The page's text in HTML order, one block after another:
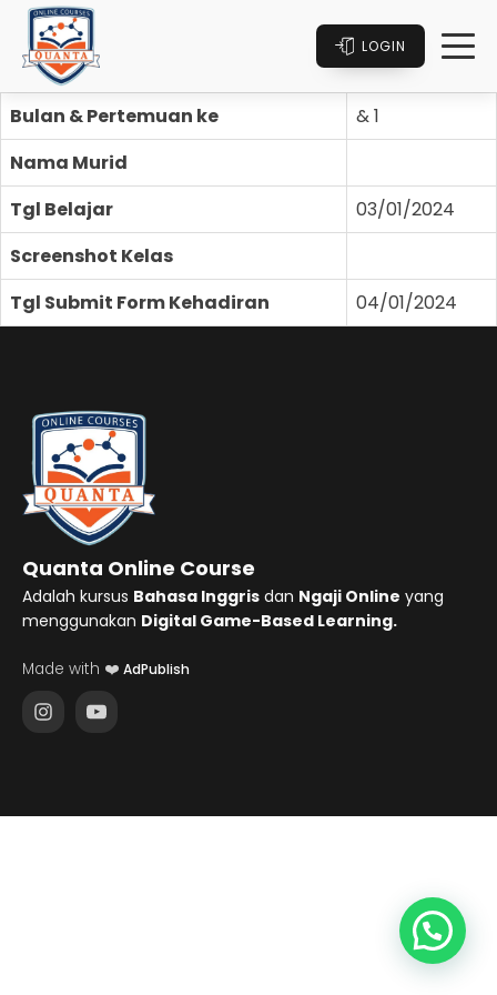
LOGIN
Bulan & Pertemuan ke
& 1
Nama Murid
Tgl Belajar
03/01/2024
Screenshot Kelas
Tgl Submit Form Kehadiran
04/01/2024
Quanta Online Course
Adalah kursus Bahasa Inggris dan Ngaji Online yang
menggunakan Digital Game-Based Learning.
Made with ❤️ AdPublish